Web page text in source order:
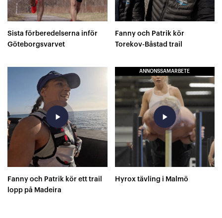
Sista förberedelserna inför
Göteborgsvarvet
Fanny och Patrik kör
Torekov-Båstad trail
play_arrow
Fanny och Patrik kör ett trail
lopp på Madeira
ANNONSSAMARBETE
play_arrow
Hyrox tävling i Malmö